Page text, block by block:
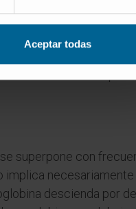
Aceptar todas
de curso prolongado,
los macrófagos y el
o cuando se
superpone con
necesariamente
descienda por